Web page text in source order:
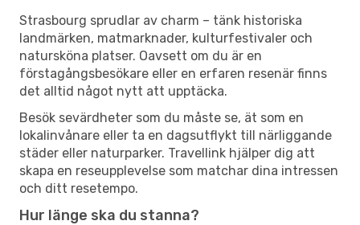
Strasbourg sprudlar av charm – tänk historiska
landmärken, matmarknader, kulturfestivaler och
natursköna platser. Oavsett om du är en
förstagångsbesökare eller en erfaren resenär finns
det alltid något nytt att upptäcka.
Besök sevärdheter som du måste se, ät som en
lokalinvånare eller ta en dagsutflykt till närliggande
städer eller naturparker. Travellink hjälper dig att
skapa en reseupplevelse som matchar dina intressen
och ditt resetempo.
Hur länge ska du stanna?